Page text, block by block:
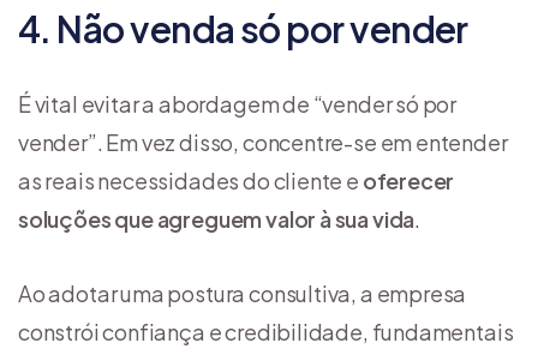
4. Não venda só por vender
É vital evitar a abordagem de “vender só por
vender”. Em vez disso, concentre-se em entender
as reais necessidades do cliente e oferecer
soluções que agreguem valor à sua vida.
Ao adotar uma postura consultiva, a empresa
constrói confiança e credibilidade, fundamentais